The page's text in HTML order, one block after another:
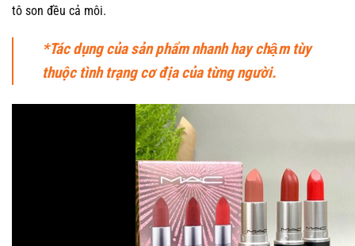
tô son đều cả môi.
*Tác dụng của sản phẩm nhanh hay chậm tùy
thuộc tình trạng cơ địa của từng người.